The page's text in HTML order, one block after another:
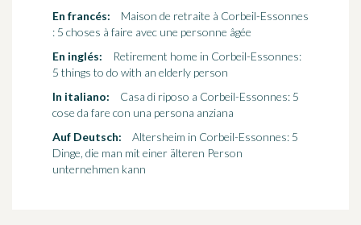
En francés:
Maison de retraite à Corbeil-Essonnes
: 5 choses à faire avec une personne âgée
En inglés:
Retirement home in Corbeil-Essonnes:
5 things to do with an elderly person
In italiano:
Casa di riposo a Corbeil-Essonnes: 5
cose da fare con una persona anziana
Auf Deutsch:
Altersheim in Corbeil-Essonnes: 5
Dinge, die man mit einer älteren Person
unternehmen kann